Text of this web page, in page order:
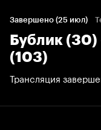
Завершено (25 июл)
Бублик
(103)
Трансляция